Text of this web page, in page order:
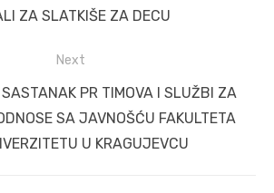
ZA SLATKIŠE ZA DECU
Next
PR TIMOVA I SLUŽBI ZA
SA JAVNOŠĆU FAKULTETA
U KRAGUJEVCU